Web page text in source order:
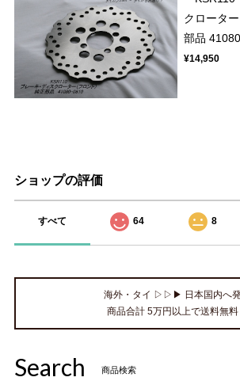
クロータ
部品
¥14,950
ショップの評価
すべて 64 8
海外・タイ ▷▷▶ 日本国内へ
商品合計 5万円以上で送料無料
Search 商品検索